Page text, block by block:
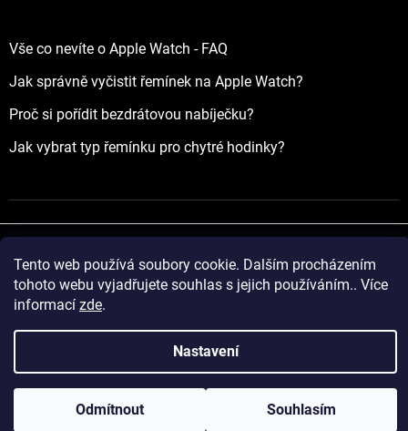
Tento web používá soubory cookie. Dalším procházením
tohoto webu vyjadřujete souhlas s jejich používáním.. Více
informací zde.
Nastavení
Odmítnout Souhlasím
Vše co nevíte o Apple Watch - FAQ
Jak správně vyčistit řemínek na Apple Watch?
Proč si pořídit bezdrátovou nabíječku?
Jak vybrat typ řemínku pro chytré hodinky?
Vytvořil Shoptet